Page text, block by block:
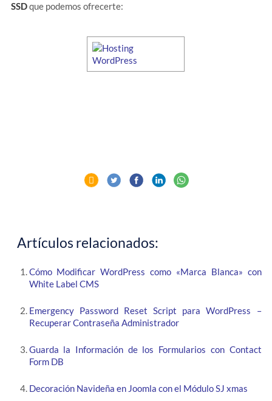
SSDque podemos ofrecerte:
Artículos relacionados:
Cómo Modificar WordPress como «Marca Blanca» con
White Label CMS
Emergency Password Reset Script para WordPress –
Recuperar Contraseña Administrador
Guarda la Información de los Formularios con Contact
Form DB
Decoración Navideña en Joomla con el Módulo SJ xmas